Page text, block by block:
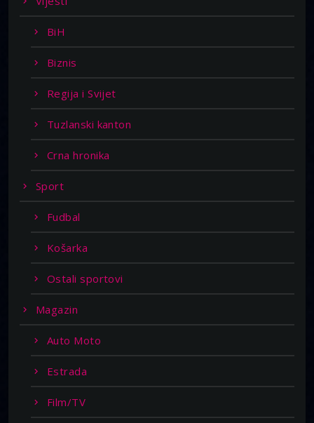
BiH
Biznis
Regija i Svijet
Tuzlanski kanton
Crna hronika
Sport
Fudbal
Košarka
Ostali sportovi
Magazin
Auto Moto
Estrada
Film/TV